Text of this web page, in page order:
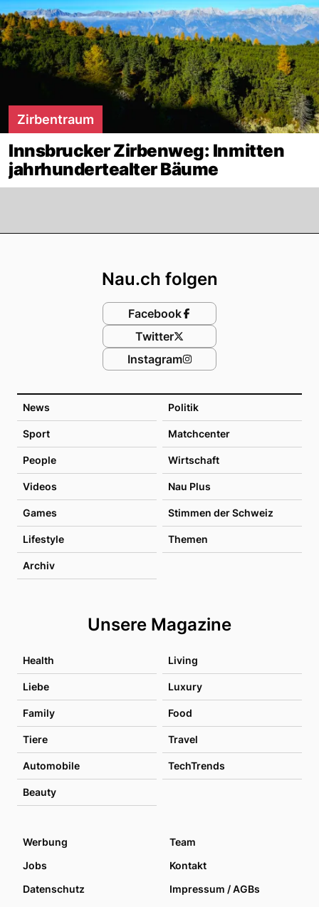
Zirbentraum
Innsbrucker Zirbenweg: Inmitten
jahrhundertealter Bäume
News Politik
Sport Matchcenter
People Wirtschaft
Videos Nau Plus
Games Stimmen der Schweiz
Lifestyle Themen
Archiv
Unsere Magazine
Health Living
Liebe Luxury
Family Food
Tiere Travel
Automobile TechTrends
Beauty
Nau.ch folgen
Facebook
Twitter
Instagram
Werbung
Team
Jobs
Kontakt
Datenschutz
Impressum / AGBs